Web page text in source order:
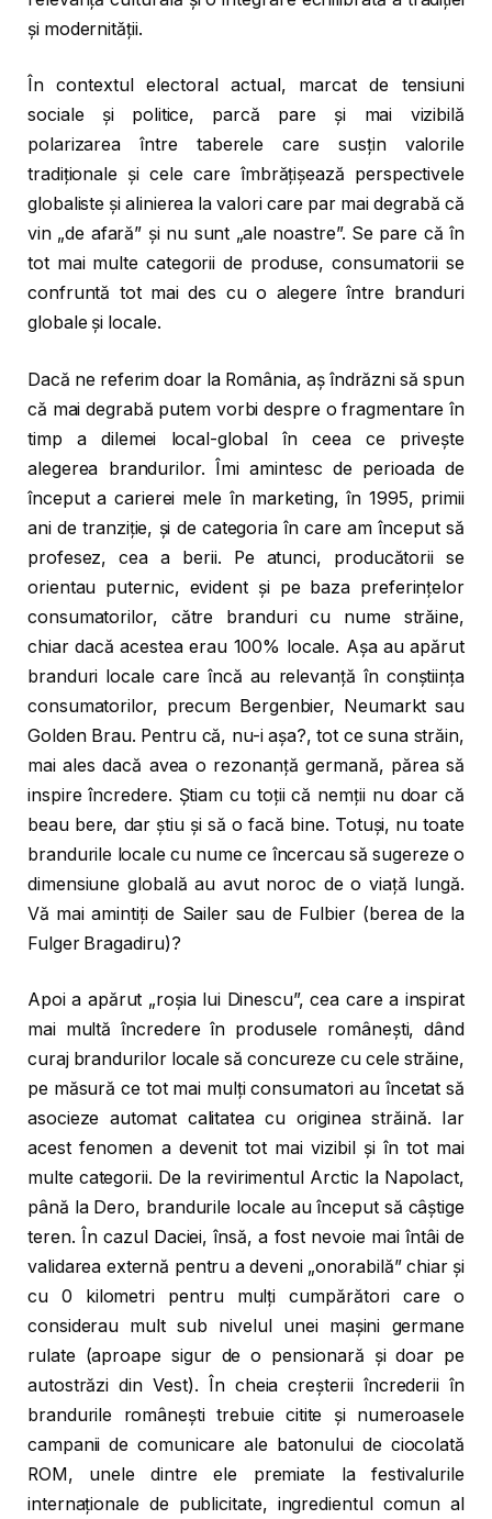
și modernității.
În contextul electoral actual, marcat de tensiuni
sociale și politice, parcă pare și mai vizibilă
polarizarea între taberele care susțin valorile
tradiționale și cele care îmbrățișează perspectivele
globaliste și alinierea la valori care par mai degrabă că
vin „de afară” și nu sunt „ale noastre”. Se pare că în
tot mai multe categorii de produse, consumatorii se
confruntă tot mai des cu o alegere între branduri
globale și locale.
Dacă ne referim doar la România, aș îndrăzni să spun
că mai degrabă putem vorbi despre o fragmentare în
timp a dilemei local-global în ceea ce privește
alegerea brandurilor. Îmi amintesc de perioada de
început a carierei mele în marketing, în 1995, primii
ani de tranziție, și de categoria în care am început să
profesez, cea a berii. Pe atunci, producătorii se
orientau puternic, evident și pe baza preferințelor
consumatorilor, către branduri cu nume străine,
chiar dacă acestea erau 100% locale. Așa au apărut
branduri locale care încă au relevanță în conștiința
consumatorilor, precum Bergenbier, Neumarkt sau
Golden Brau. Pentru că, nu-i așa?, tot ce suna străin,
mai ales dacă avea o rezonanță germană, părea să
inspire încredere. Știam cu toții că nemții nu doar că
beau bere, dar știu și să o facă bine. Totuși, nu toate
brandurile locale cu nume ce încercau să sugereze o
dimensiune globală au avut noroc de o viață lungă.
Vă mai amintiți de Sailer sau de Fulbier (berea de la
Fulger Bragadiru)?
Apoi a apărut „roșia lui Dinescu”, cea care a inspirat
mai multă încredere în produsele românești, dând
curaj brandurilor locale să concureze cu cele străine,
pe măsură ce tot mai mulți consumatori au încetat să
asocieze automat calitatea cu originea străină. Iar
acest fenomen a devenit tot mai vizibil și în tot mai
multe categorii. De la revirimentul Arctic la Napolact,
până la Dero, brandurile locale au început să câștige
teren. În cazul Daciei, însă, a fost nevoie mai întâi de
validarea externă pentru a deveni „onorabilă” chiar și
cu 0 kilometri pentru mulți cumpărători care o
considerau mult sub nivelul unei mașini germane
rulate (aproape sigur de o pensionară și doar pe
autostrăzi din Vest). În cheia creșterii încrederii în
brandurile românești trebuie citite și numeroasele
campanii de comunicare ale batonului de ciocolată
ROM, unele dintre ele premiate la festivalurile
internaționale de publicitate, ingredientul comun al